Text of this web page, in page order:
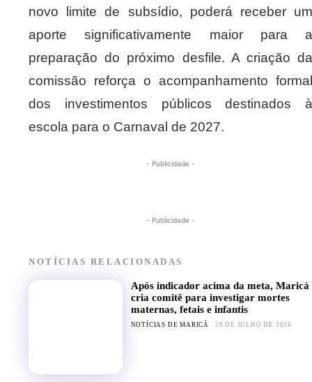
novo limite de subsídio, poderá receber um
aporte significativamente maior para a
preparação do próximo desfile. A criação da
comissão reforça o acompanhamento formal
dos investimentos públicos destinados à
escola para o Carnaval de 2027.
- Publicidade -
- Publicidade -
NOTÍCIAS RELACIONADAS
Após indicador acima da meta, Maricá
cria comitê para investigar mortes
maternas, fetais e infantis
NOTÍCIAS DE MARICÁ 29 DE JULHO DE 2026